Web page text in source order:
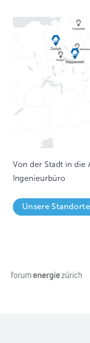
Von der Stadt in die
Ingenieurbüro
Unsere Standorte